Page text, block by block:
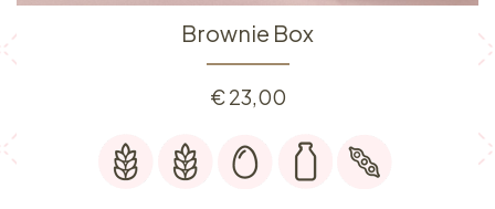
Brownie Box
€23,00